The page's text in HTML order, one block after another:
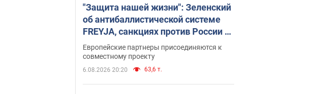
"Защита нашей жизни": Зеленский
об антибаллистической системе
FREYJA, санкциях против России и
поддержке аграриев. Видео
Европейские партнеры присоединяются к
совместному проекту
6.08.2026 20:20 63,6 т.